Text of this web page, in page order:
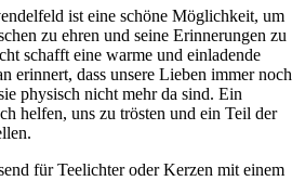
ist eine schöne Möglichkeit, um
zu ehren und seine Erinnerungen zu
schafft eine warme und einladende
erinnert, dass unsere Lieben immer noch
physisch nicht mehr da sind. Ein
helfen, uns zu trösten und ein Teil der
für Teelichter oder Kerzen mit einem